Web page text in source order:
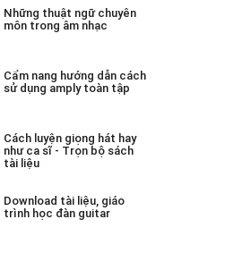
Những thuật ngữ chuyên
môn trong âm nhạc
Cẩm nang hướng dẫn cách
sử dụng amply toàn tập
Cách luyện giọng hát hay
như ca sĩ - Trọn bộ sách
tài liệu
Download tài liệu, giáo
trình học đàn guitar